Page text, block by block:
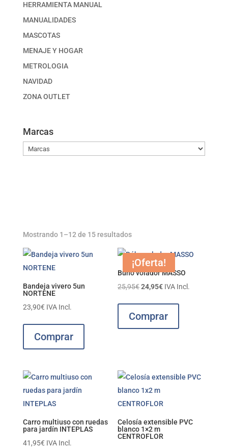
HERRAMIENTA MANUAL
MANUALIDADES
MASCOTAS
MENAJE Y HOGAR
METROLOGIA
NAVIDAD
ZONA OUTLET
Marcas
Mostrando 1–12 de 15 resultados
Bandeja vivero 5un
NORTENE
23,90€ IVA Incl.
Comprar
¡Oferta!
Búho volador MASSO
25,95€El
original
24,95€El
actual
IVA Incl.
Comprar
Carro multiuso con ruedas
para jardín INTEPLAS
41,95€ IVA Incl.
Celosía extensible PVC
blanco 1×2 m
CENTROFLOR